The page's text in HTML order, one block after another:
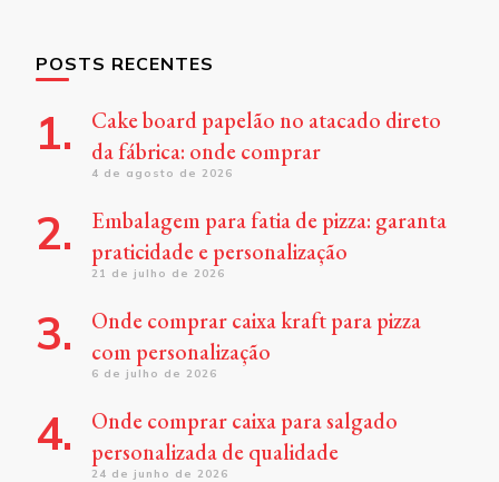
POSTS RECENTES
Cake board papelão no atacado direto
da fábrica: onde comprar
4 de agosto de 2026
Embalagem para fatia de pizza: garanta
praticidade e personalização
21 de julho de 2026
Onde comprar caixa kraft para pizza
com personalização
6 de julho de 2026
Onde comprar caixa para salgado
personalizada de qualidade
24 de junho de 2026